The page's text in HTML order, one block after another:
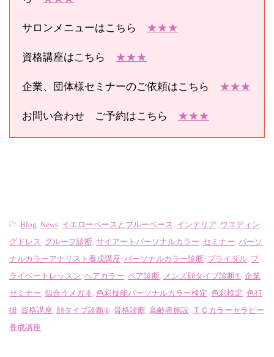
サロンメニューはこちら ★★★
資格講座はこちら ★★★
企業、団体様セミナーのご依頼はこちら ★★★
お問い合わせ ご予約はこちら ★★★
-Blog News イエローベースとブルーベース インテリア ウエディン
グドレス グループ診断 サイアートパーソナルカラー セミナー パーソ
ナルカラーアナリスト養成講座 パーソナルカラー診断 ブライダル プ
ライベートレッスン ヘアカラー ペア診断 メンズ顔タイプ診断® 企業
セミナー 似合うメガネ 色彩技能パーソナルカラー検定 色彩検定 色打
掛 資格講座 顔タイプ診断® 骨格診断 高齢者施設
ＴＣカラーセラピー
養成講座